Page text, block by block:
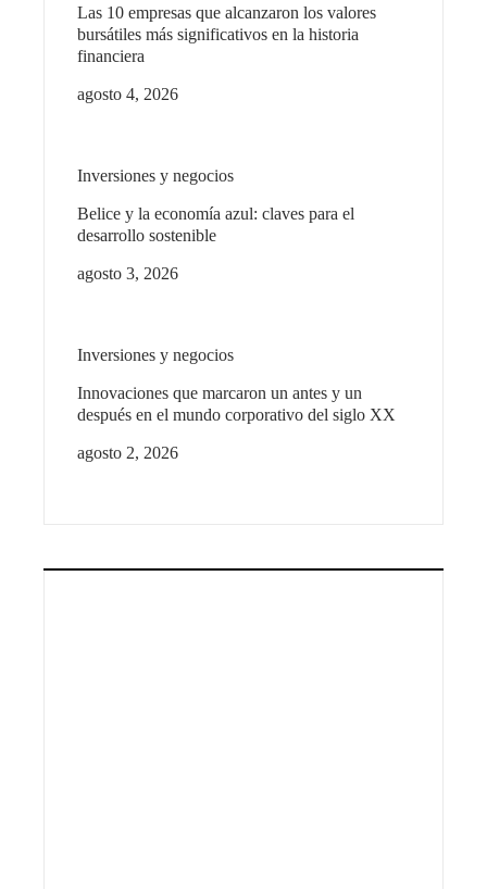
Las 10 empresas que alcanzaron los valores
bursátiles más significativos en la historia
financiera
agosto 4, 2026
Inversiones y negocios
Belice y la economía azul: claves para el
desarrollo sostenible
agosto 3, 2026
Inversiones y negocios
Innovaciones que marcaron un antes y un
después en el mundo corporativo del siglo XX
agosto 2, 2026